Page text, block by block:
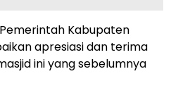
Kabupaten
apresiasi dan terima
ini yang sebelumnya